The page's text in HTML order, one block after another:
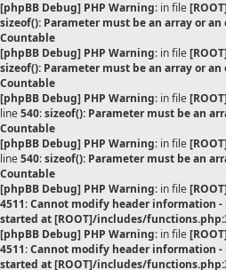
[phpBB Debug] PHP Warning: in file
sizeof(): Parameter must be an array or
Countable
[phpBB Debug] PHP Warning: in file
sizeof(): Parameter must be an array or
Countable
[phpBB Debug] PHP Warning: in file
line540:sizeof(): Parameter must be an
Countable
[phpBB Debug] PHP Warning: in file
line540:sizeof(): Parameter must be an
Countable
[phpBB Debug] PHP Warning: in file
4511:Cannot modify header information
started at [ROOT]/includes/
[phpBB Debug] PHP Warning: in file
4511:Cannot modify header information
started at [ROOT]/includes/